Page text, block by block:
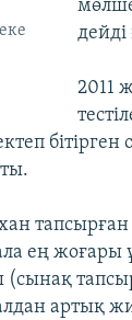
2011
тапсырған
ең жоғары
артық